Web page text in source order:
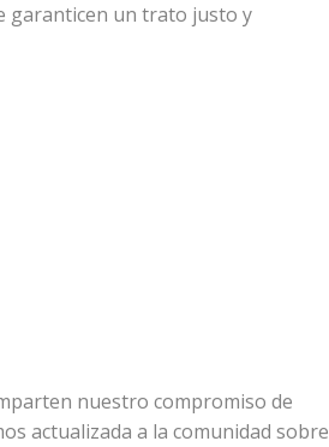
garanticen un trato justo y
nuestro compromiso de
actualizada a la comunidad sobre